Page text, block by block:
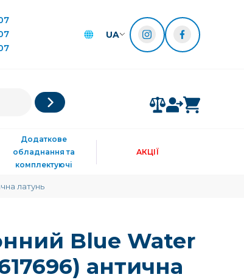
UA
Додаткове
обладнання та
комплектуючі
АКЦІЇ
латунь
Blue Water
антична